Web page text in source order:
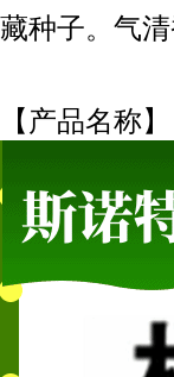
藏种子。气
【产品名称